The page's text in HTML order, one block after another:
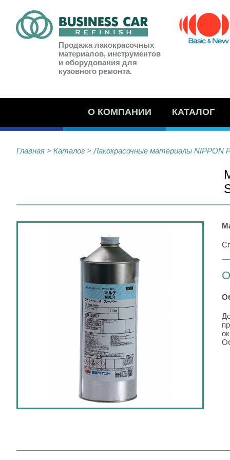
Продажа лакокрасочных
материалов, инструментов
и оборудования для
кузовного ремонта.
О КОМПАНИИ КАТАЛОГ
Главная > Каталог > Лакокрасочные материалы NIPPON